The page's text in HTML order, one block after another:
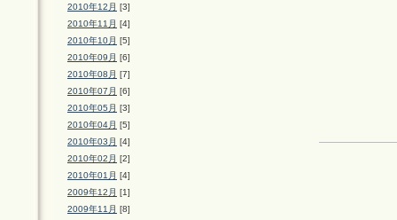
2010年12月 [3]
2010年11月 [4]
2010年10月 [5]
2010年09月 [6]
2010年08月 [7]
2010年07月 [6]
2010年05月 [3]
2010年04月 [5]
2010年03月 [4]
2010年02月 [2]
2010年01月 [4]
2009年12月 [1]
2009年11月 [8]